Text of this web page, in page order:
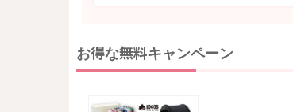
お得な無料キャンペーン